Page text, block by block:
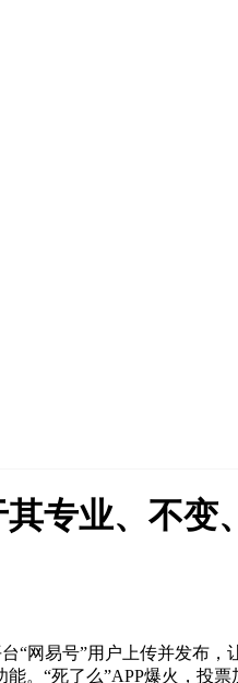
专业、不变、
易号”用户上传并发布，
。“死了么”APP爆火，投